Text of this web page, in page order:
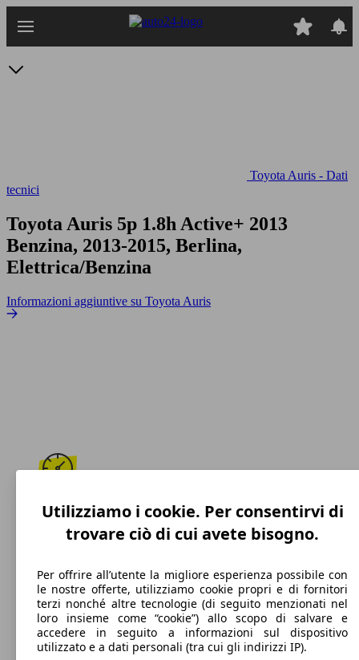
Toyota Auris - Dati
tecnici
Toyota Auris 5p 1.8h Active+ 2013
Benzina, 2013-2015, Berlina,
Elettrica/Benzina
Informazioni aggiuntive su Toyota Auris
180 km/h
Velocità massima
Elettrica/Benzina
Carburante
Utilizziamo i cookie. Per consentirvi di
trovare ciò di cui avete bisogno.
Per offrire all’utente la migliore esperienza possibile con
le nostre offerte, utilizziamo cookie propri e di fornitori
terzi nonché altre tecnologie (di seguito menzionati nel
loro insieme come “cookie”) allo scopo di salvare e
accedere in seguito a informazioni sul dispositivo
utilizzato e a dati personali (tra cui gli indirizzi IP).